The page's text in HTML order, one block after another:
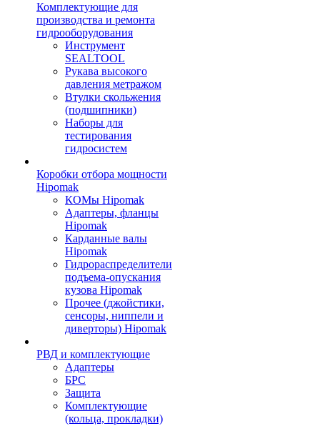
Комплектующие для
производства и ремонта
гидрооборудования
Инструмент
SEALTOOL
Рукава высокого
давления метражом
Втулки скольжения
(подшипники)
Наборы для
тестирования
гидросистем
Коробки отбора мощности
Hipomak
КОМы Hipomak
Адаптеры, фланцы
Hipomak
Карданные валы
Hipomak
Гидрораспределители
подъема-опускания
кузова Hipomak
Прочее (джойстики,
сенсоры, ниппели и
диверторы) Hipomak
РВД и комплектующие
Адаптеры
БРС
Защита
Комплектующие
(кольца, прокладки)